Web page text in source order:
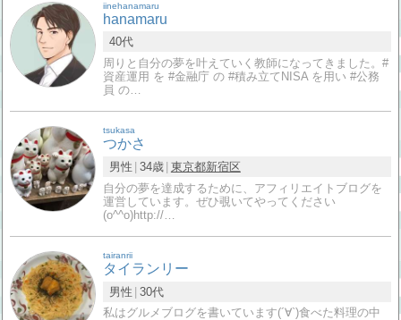
iinehanamaru
hanamaru
40代
周りと自分の夢を叶えていく教師になってきました。#
資産運用 を #金融庁 の #積み立てNISA を用い #公務
員 の…
tsukasa
つかさ
男性 34歳 東京都新宿区
自分の夢を達成するために、アフィリエイトブログを
運営しています。ぜひ覗いてやってください
(o^^o)http://…
tairanrii
タイランリー
男性 30代
私はグルメブログを書いています(´∀`)食べた料理の中